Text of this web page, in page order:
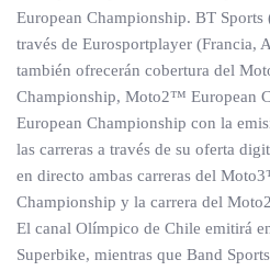
European Championship. BT
través de Eurosportplayer (Francia,
también ofrecerán cobertura del
Championship, Moto2™ European
European Championship con la
las carreras a través de su oferta
en directo ambas carreras del
Championship y la carrera del
El canal Olímpico de Chile emitirá
Superbike, mientras que Band